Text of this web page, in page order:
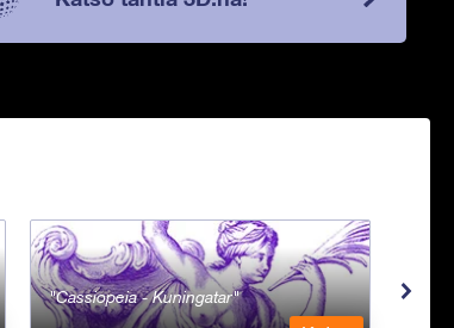
Cassiopeia - Kuningatar